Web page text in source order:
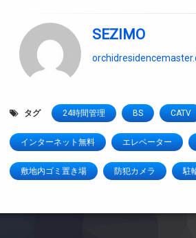
SEZIMO
タグ 24時間管理 BS CATV
インターネット無料 エレベーター
敷地内ゴミ置き場 防犯カメラ 駐